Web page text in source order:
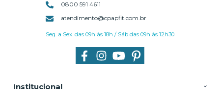
Institucional
0800 591 4611
atendimento@cpapfit.com.br
Seg. a Sex. das 09h às 18h / Sáb das 09h às 12h30